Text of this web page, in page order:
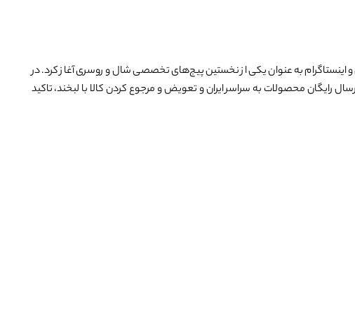
تیم جوان در سال ۱۳۹۶ با افتتاح فروشگاه حضوری در بازار تهران و اینستاگرام به عنوان یکی از نخستین پیج‌های تخصصی شال و روسری آغاز کرد. در
رایگان محصولات به سراسر ایران و تعویض و مرجوع کردن کالا با لبخند، تاکید